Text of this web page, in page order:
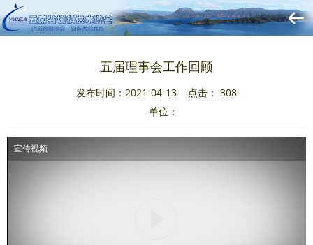
五届理事会工作回顾
发布时间：2021-04-13 点击： 308
单位：
宣传视频